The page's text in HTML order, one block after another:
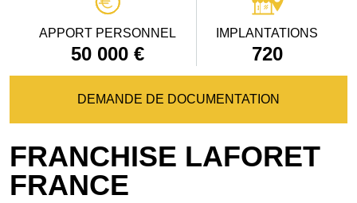
APPORT PERSONNEL
50 000 €
IMPLANTATIONS
720
DEMANDE DE DOCUMENTATION
FRANCHISE LAFORET
FRANCE